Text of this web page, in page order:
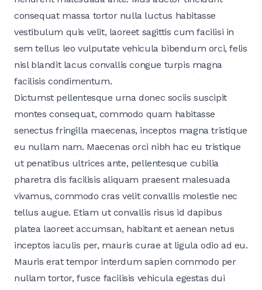
consequat massa tortor nulla luctus habitasse
vestibulum quis velit, laoreet sagittis cum facilisi in
sem tellus leo vulputate vehicula bibendum orci, felis
nisl blandit lacus convallis congue turpis magna
facilisis condimentum.
Dictumst pellentesque urna donec sociis suscipit
montes consequat, commodo quam habitasse
senectus fringilla maecenas, inceptos magna tristique
eu nullam nam. Maecenas orci nibh hac eu tristique
ut penatibus ultrices ante, pellentesque cubilia
pharetra dis facilisis aliquam praesent malesuada
vivamus, commodo cras velit convallis molestie nec
tellus augue. Etiam ut convallis risus id dapibus
platea laoreet accumsan, habitant et aenean netus
inceptos iaculis per, mauris curae at ligula odio ad eu.
Mauris erat tempor interdum sapien commodo per
nullam tortor, fusce facilisis vehicula egestas dui